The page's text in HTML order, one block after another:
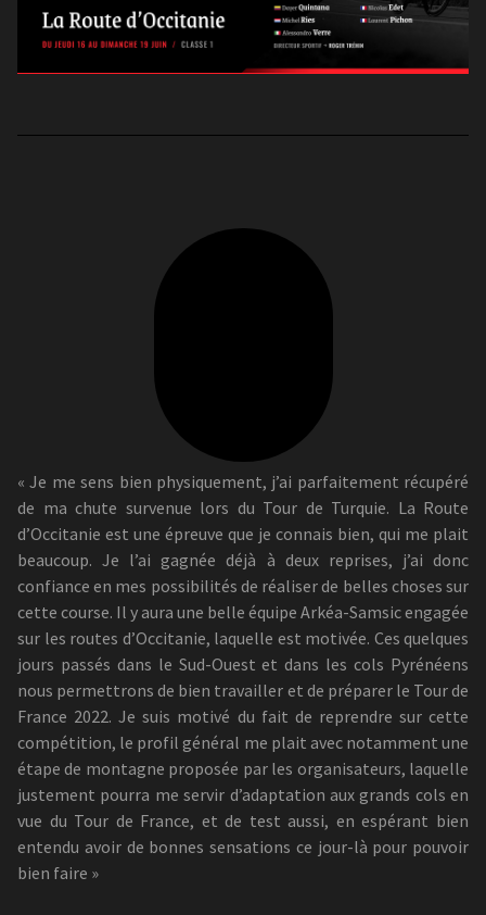
« Je me sens bien physiquement, j’ai parfaitement récupéré
de ma chute survenue lors du Tour de Turquie. La Route
d’Occitanie est une épreuve que je connais bien, qui me plait
beaucoup. Je l’ai gagnée déjà à deux reprises, j’ai donc
confiance en mes possibilités de réaliser de belles choses sur
cette course. Il y aura une belle équipe Arkéa-Samsic engagée
sur les routes d’Occitanie, laquelle est motivée. Ces quelques
jours passés dans le Sud-Ouest et dans les cols Pyrénéens
nous permettrons de bien travailler et de préparer le Tour de
France 2022. Je suis motivé du fait de reprendre sur cette
compétition, le profil général me plait avec notamment une
étape de montagne proposée par les organisateurs, laquelle
justement pourra me servir d’adaptation aux grands cols en
vue du Tour de France, et de test aussi, en espérant bien
entendu avoir de bonnes sensations ce jour-là pour pouvoir
bien faire »